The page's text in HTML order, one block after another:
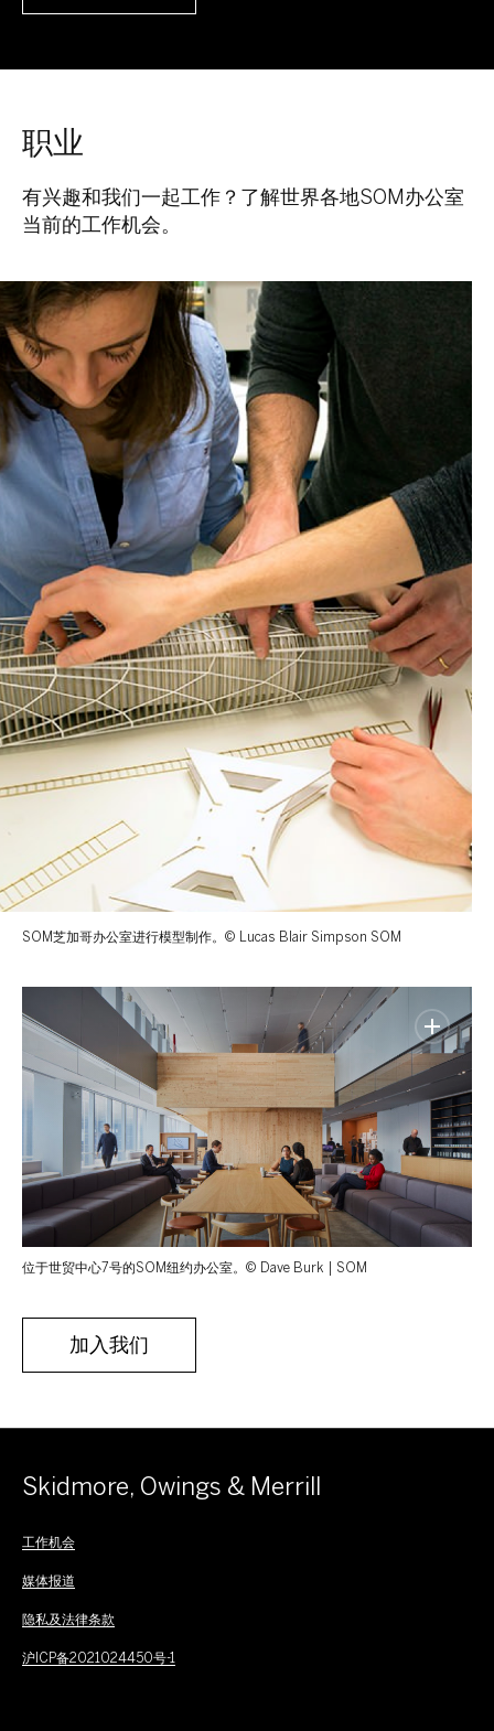
职业
有兴趣和我们一起工作？了解世界各地SOM办公室
当前的工作机会。
SOM芝加哥办公室进行模型制作。© Lucas Blair Simpson SOM
位于世贸中心7号的SOM纽约办公室。© Dave Burk | SOM
加入我们
Skidmore, Owings & Merrill
工作机会
媒体报道
隐私及法律条款
沪ICP备2021024450号-1